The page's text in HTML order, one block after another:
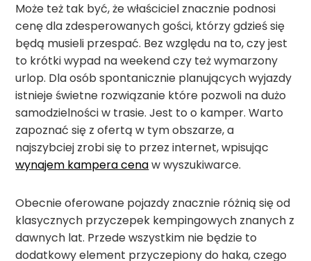
Może też tak być, że właściciel znacznie podnosi
cenę dla zdesperowanych gości, którzy gdzieś się
będą musieli przespać. Bez względu na to, czy jest
to krótki wypad na weekend czy też wymarzony
urlop. Dla osób spontanicznie planujących wyjazdy
istnieje świetne rozwiązanie które pozwoli na dużo
samodzielności w trasie. Jest to o kamper. Warto
zapoznać się z ofertą w tym obszarze, a
najszybciej zrobi się to przez internet, wpisując
wynajem kampera cenaw wyszukiwarce.
Obecnie oferowane pojazdy znacznie różnią się od
klasycznych przyczepek kempingowych znanych z
dawnych lat. Przede wszystkim nie będzie to
dodatkowy element przyczepiony do haka, czego